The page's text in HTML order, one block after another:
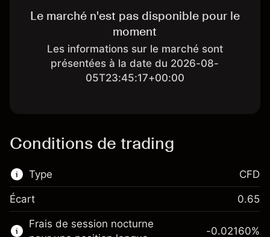
Le marché n'est pas disponible pour le
moment
Les informations sur le marché sont
présentées à la date du 2026-08-
05T23:45:17+00:00
Conditions de trading
Type
Ce marché financier est disponible pour le
trading de CFD.
CFD
Écart 0.65
Frais de session nocturne
-0.02160%